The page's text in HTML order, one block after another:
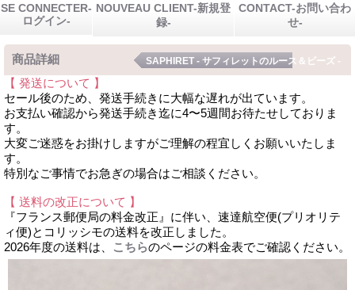
SE CONNECTER-
ログイン-
NOUVEAU CLIENT-新規登
録-
CONTACT-お問い合わ
せ-
商品詳細 SAPHIRET - サフィレットのルース＆ビーズ -
【 発送について 】
セール後のため、発送手続きに大幅な遅れが出ています。
お支払い確認から発送手続き迄に4〜5週間お待たせしておりま
す。
大変ご迷惑をお掛けしますがご理解の程宜しくお願いいたしま
す。
特別なご事情でお急ぎの場合はご相談ください。
【 送料の改正について 】
『フランス郵便局の料金改正』に伴い、速達航空便(プリオリテ
ィ便)とコリッシモの送料を改正しました。
2026年度の送料は、
こちらのページの料金表でご確認ください。